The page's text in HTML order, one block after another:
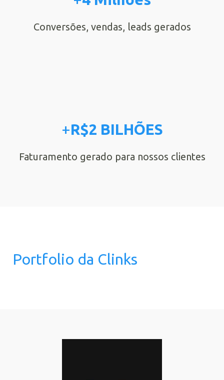
Conversões, vendas, leads gerados
+R$2 BILHÕES
Faturamento gerado para nossos clientes
Portfolio da Clinks